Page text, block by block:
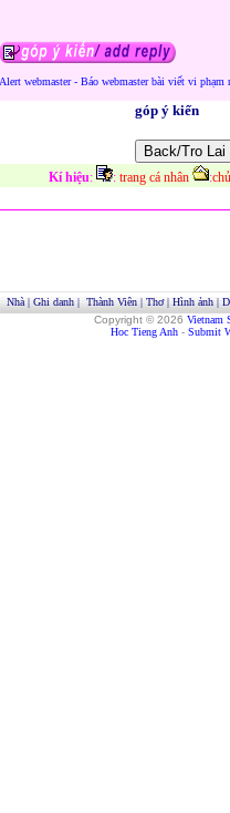
Alert webmaster - Báo webmaster bài viết vi phạm
góp ý kiến
Kí hiệu: : trang cá nhân :
Nhà| Ghi danh| Thành Viên| Thơ| Hình ảnh|
Copyright © 2026 Vietnam
Hoc Tieng Anh - Submit